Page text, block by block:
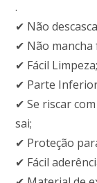
.
✔ Não
✔ Não mancha
✔ Fácil Limpeza;
✔ Parte
✔ Se riscar
sai;
✔ Proteção
✔ Fácil